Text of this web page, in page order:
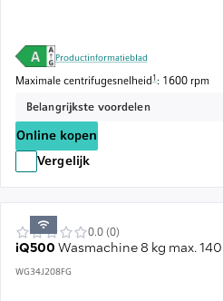
Productinformatieblad
Maximale centrifugesnelheid Voetnoot 1: De
1: 1600 rpm
Belangrijkste voordelen
Online kopen
Vergelijk
iQ500 Wasmachine 8 kg max.
WG34J208FG
0.0 (0)